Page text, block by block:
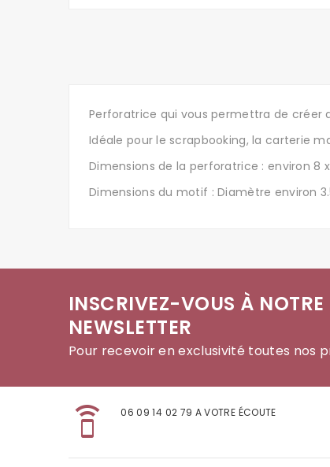
Perforatrice qui vous permettra de créer
Idéale pour le scrapbooking, la carterie
Dimensions de la perforatrice : environ 8 x
Dimensions du motif : Diamètre environ
INSCRIVEZ-VOUS À NOTRE
NEWSLETTER
Pour recevoir en exclusivité toutes nos
speaker_phone 06 09 14 02 79 A VOTRE ÉCOUTE